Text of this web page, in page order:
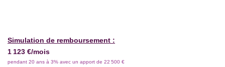
Simulation de remboursement :
1 123 €/mois
pendant 20 ans à 3% avec un apport de 22 500 €